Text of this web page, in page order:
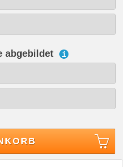
abgebildet i